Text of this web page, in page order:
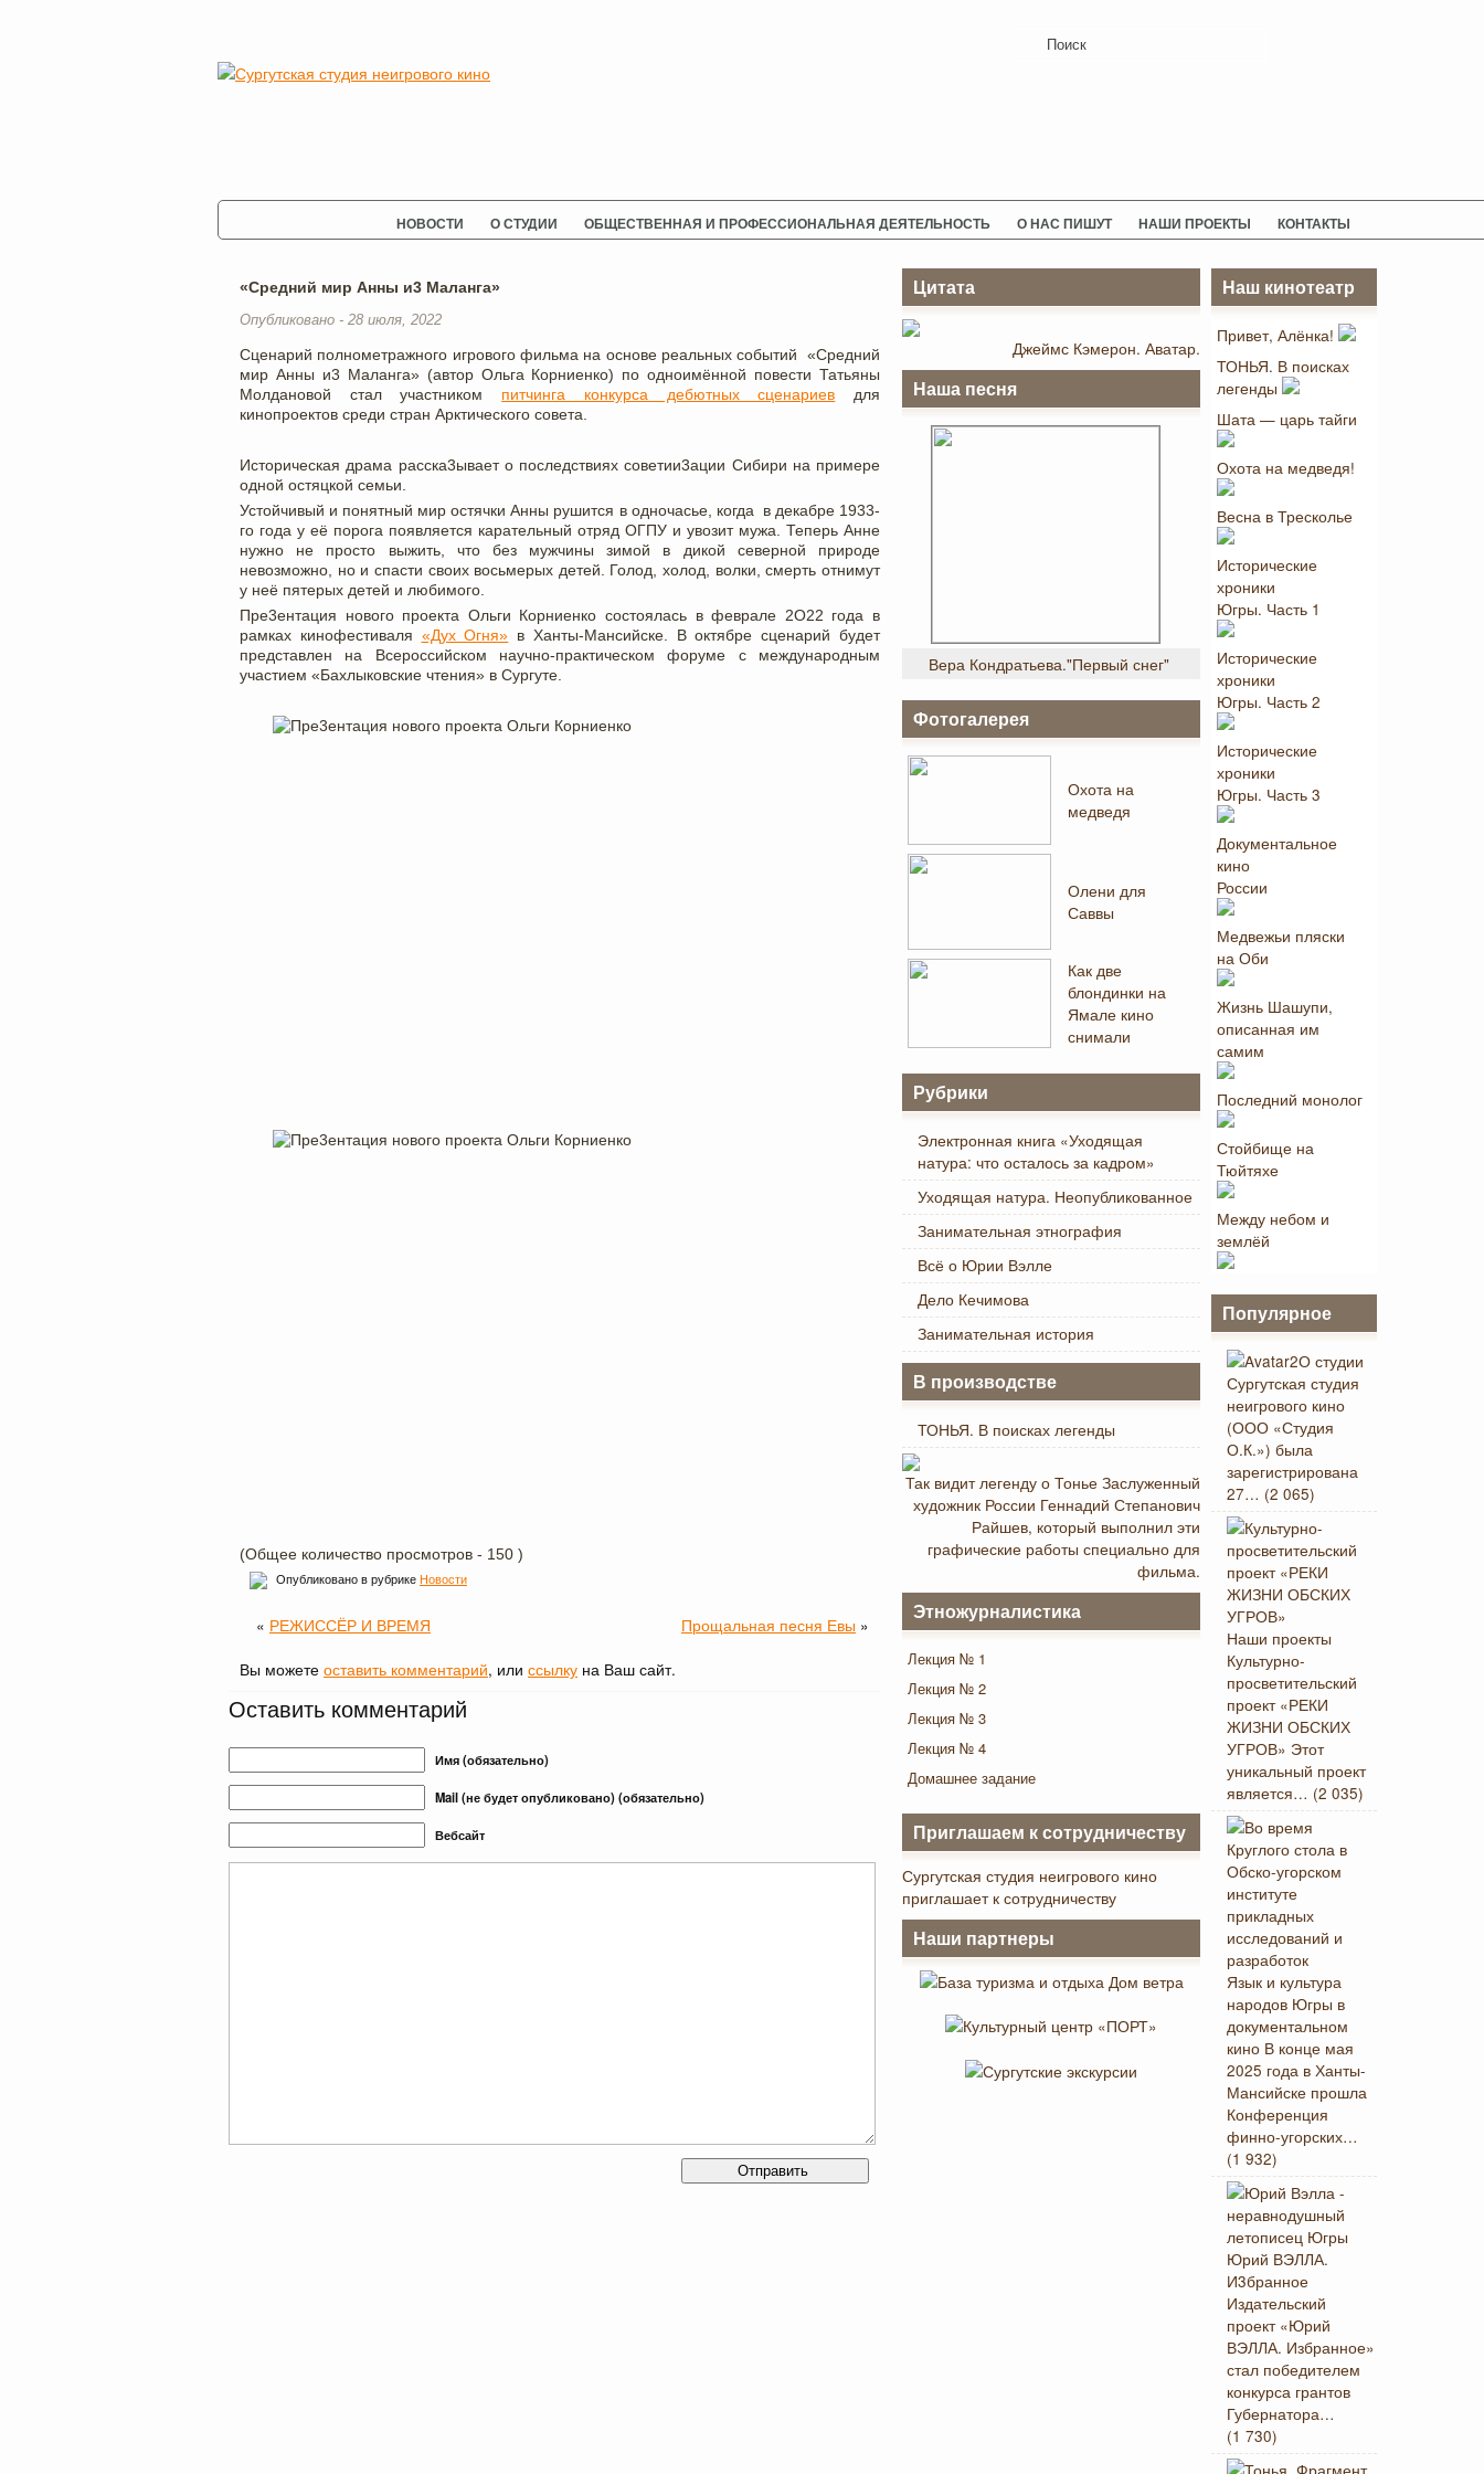
НОВОСТИ О СТУДИИ ОБЩЕСТВЕННАЯ И ПРОФЕССИОНАЛЬНАЯ ДЕЯТЕЛЬНОСТЬ О НАС ПИШУТ НАШИ ПРОЕКТЫ КОНТАКТЫ
«Средний мир Анны и3 Маланга»
Опубликовано - 28 июля, 2022
Сценарий полнометражного игрового фильма на основе реальныx событий «Средний
мир Анны и3 Маланга» (автор Ольга Корниенко) по одноимённой повести Татьяны
Молдановой стал участником питчинга конкурса дебютныx сценариев для
кинопроектов среди стран Арктического совета.
Историческая драма расска3ывает о последствияx советии3ации Сибири на примере
одной остяцкой семьи.
Устойчивый и понятный мир остячки Анны рушится в одночасье, когда в декабре 1933-
го года у её порога появляется карательный отряд ОГПУ и увозит мужа. Теперь Анне
нужно не просто выжить, что без мужчины зимой в дикой северной природе
невозможно, но и спасти своих восьмерых детей. Голод, холод, волки, смерть отнимут
у неё пятерых детей и любимого.
Пре3ентация нового проекта Ольги Корниенко состоялась в феврале 2О22 года в
рамкаx кинофестиваля «Дуx Огня» в Xанты-Мансийске. В октябре сценарий будет
представлен на Всероссийском научно-практическом форуме с международным
участием «Бахлыковские чтения» в Сургуте.
(Общее количество просмотров - 150 )
Опубликовано в рубрике Новости
« РЕЖИССЁР И ВРЕМЯ Прощальная песня Евы »
Вы можете оставить комментарий, или ссылку на Ваш сайт.
Оставить комментарий
Имя (обязательно)
Mail (не будет опубликовано) (обязательно)
Вебсайт
Цитата
Джеймс Кэмерон. Аватар.
Наша песня
Вера Кондратьева."Первый снег"
Фотогалерея
Охота на
медведя
Олени для
Саввы
Как две
блондинки на
Ямале кино
снимали
Рубрики
Электронная книга «Уходящая
натура: что осталось за кадром»
Уходящая натура. Неопубликованное
Занимательная этнография
Всё о Юрии Вэлле
Дело Кечимова
Занимательная история
В производстве
ТОНЬЯ. В поисках легенды
Так видит легенду о Тонье Заслуженный
художник России Геннадий Степанович
Райшев, который выполнил эти
графические работы специально для
фильма.
Этножурналистика
Лекция № 1
Лекция № 2
Лекция № 3
Лекция № 4
Домашнее задание
Приглашаем к сотрудничеству
Сургутская студия неигрового кино
приглашает к сотрудничеству
Наши партнеры
Наш кинотеатр
Привет, Алёнка!
ТОНЬЯ. В поисках
легенды
Шата — царь тайги
Охота на медведя!
Весна в Тресколье
Исторические
хроники
Югры. Часть 1
Исторические
хроники
Югры. Часть 2
Исторические
хроники
Югры. Часть 3
Документальное
кино
России
Медвежьи пляски
на Оби
Жизнь Шашупи,
описанная им
самим
Последний монолог
Стойбище на
Тюйтяхе
Между небом и
землёй
Популярное
О студии
Сургутская студия
неигрового кино
(ООО «Студия
О.К.») была
зарегистрирована
27… (2 065)
Наши проекты
Культурно-
просветительский
проект «РЕКИ
ЖИЗНИ ОБСКИХ
УГРОВ» Этот
уникальный проект
является… (2 035)
Язык и культура
народов Югры в
документальном
кино В конце мая
2025 года в Ханты-
Мансийске прошла
Конференция
финно-угорских…
(1 932)
Юрий ВЭЛЛА.
И3бранное
Издательский
проект «Юрий
ВЭЛЛА. Избранное»
стал победителем
конкурса грантов
Губернатора…
(1 730)